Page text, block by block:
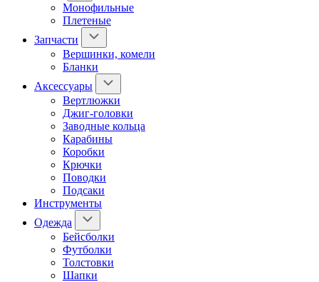
Монофильные
Плетеные
Запчасти
Вершинки, комели
Бланки
Аксессуары
Вертлюжки
Джиг-головки
Заводные кольца
Карабины
Коробки
Крючки
Поводки
Подсаки
Инструменты
Одежда
Бейсболки
Футболки
Толстовки
Шапки